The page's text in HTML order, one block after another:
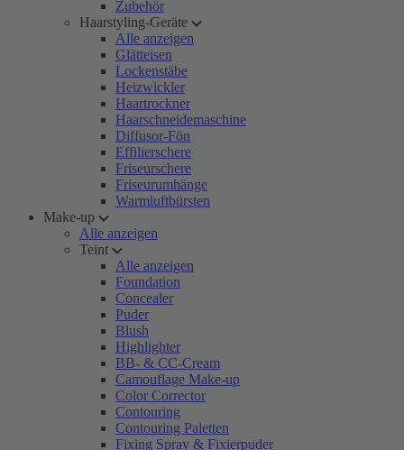
Zubehör
Haarstyling-Geräte
Alle anzeigen
Glätteisen
Lockenstäbe
Heizwickler
Haartrockner
Haarschneidemaschine
Diffusor-Fön
Effilierschere
Friseurschere
Friseurumhänge
Warmluftbürsten
Make-up
Alle anzeigen
Teint
Alle anzeigen
Foundation
Concealer
Puder
Blush
Highlighter
BB- & CC-Cream
Camouflage Make-up
Color Corrector
Contouring
Contouring Paletten
Fixing Spray & Fixierpuder